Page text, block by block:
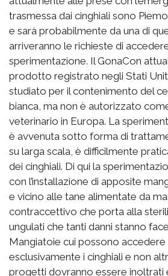
trasmessa dai cinghiali sono
e sarà probabilmente da una di
arriveranno le richieste di
sperimentazione. Il GonaCon
prodotto registrato negli Stati
studiato per il contenimento del
bianca, ma non è autorizzato
veterinario in Europa. La
è avvenuta sotto forma di
su larga scala, è difficilmente
dei cinghiali. Di qui la
con l’installazione di apposite
e vicino alle tane alimentate da
contraccettivo che porta alla
ungulati che tanti danni stanno
Mangiatoie cui possono
esclusivamente i cinghiali e non
progetti dovranno essere inoltrati